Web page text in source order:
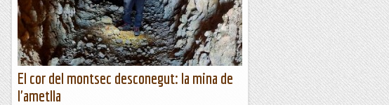
El cor del montsec desconegut: la mina de
l'ametlla